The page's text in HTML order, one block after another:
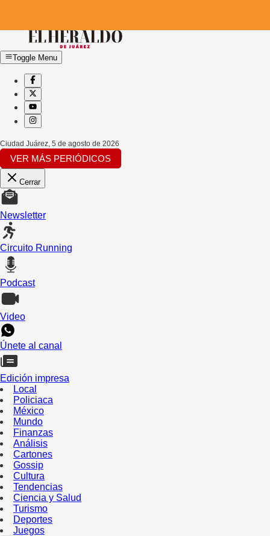
Toggle Menu
Ciudad Juárez 5 de agosto de 2026
VER MÁS PERIÓDICOS
Cerrar
Newsletter
Circuito Running
Podcast
Video
Únete al canal
Edición impresa
Local
Policiaca
México
Mundo
Finanzas
Análisis
Cartones
Gossip
Cultura
Tendencias
Ciencia y Salud
Turismo
Deportes
Juegos